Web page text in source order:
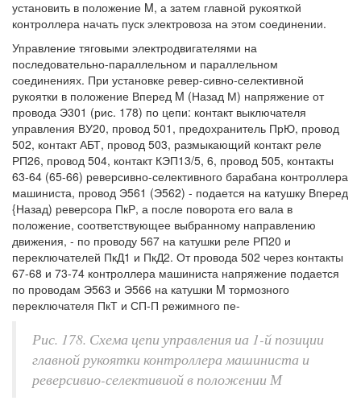
установить в положение M, а затем главной рукояткой
контроллера начать пуск электровоза на этом соединении.
Управление тяговыми электродвигателями на
последовательно-параллельном и параллельном
соединениях. При установке ревер-сивно-селективной
рукоятки в положение Вперед M (Назад М) напряжение от
провода Э301 (рис. 178) по цепи: контакт выключателя
управления ВУ20, провод 501, предохранитель ПрЮ, провод
502, контакт АБТ, провод 503, размыкающий контакт реле
РП26, провод 504, контакт КЭП13/5, 6, провод 505, контакты
63-64 (65-66) реверсивно-селективного барабана контроллера
машиниста, провод Э561 (Э562) - подается на катушку Вперед
{Назад) реверсора ПкР, а после поворота его вала в
положение, соответствующее выбранному направлению
движения, - по проводу 567 на катушки реле РП20 и
переключателей ПкД1 и ПкД2. От провода 502 через контакты
67-68 и 73-74 контроллера машиниста напряжение подается
по проводам Э563 и Э566 на катушки M тормозного
переключателя ПкТ и СП-П режимного пе-
Рис. 178. Схема цепи управления иа 1-й позиции
главной рукоятки контроллера машиниста и
реверсивио-селективиой в положении М